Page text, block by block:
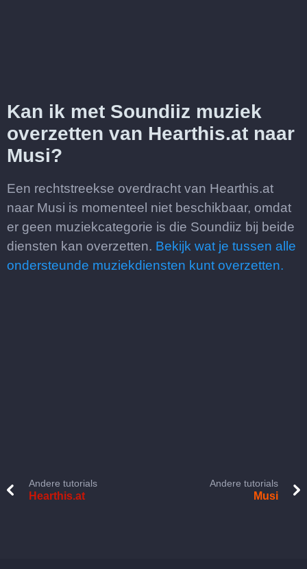
Kan ik met Soundiiz muziek
overzetten van Hearthis.at naar
Musi?
Een rechtstreekse overdracht van Hearthis.at
naar Musi is momenteel niet beschikbaar, omdat
er geen muziekcategorie is die Soundiiz bij beide
diensten kan overzetten. Bekijk wat je tussen alle
ondersteunde muziekdiensten kunt overzetten.
Andere tutorials
Hearthis.at
Andere tutorials
Musi